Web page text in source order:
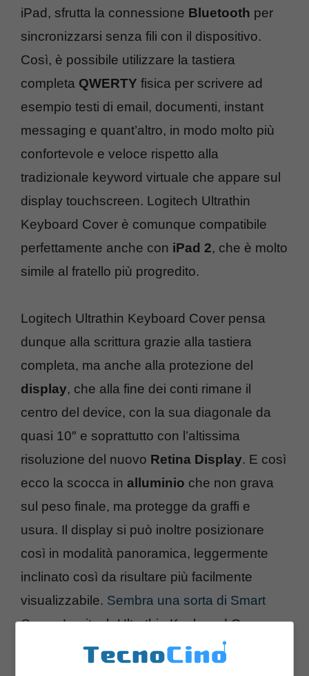
iPad, sfrutta la connessione Bluetooth per
sincronizzarsi senza fili con il dispositivo.
Così, è possibile utilizzare la tastiera
completa QWERTY fisica per scrivere ad
esempio testi di email, documenti, instant
messaging e quant’altro, in modo molto più
confortevole e veloce rispetto alla
tradizionale keyword virtuale che appare sul
display touchscreen. Logitech Ultrathin
Keyboard Cover è comunque compatibile
perfettamente anche con iPad 2, che è molto
simile al fratello più progredito.
Logitech Ultrathin Keyboard Cover pensa
dunque alla scrittura grazie alla tastiera
completa, ma anche alla protezione del
display, che alla fine dei conti rimane il
centro del device, con la sua diagonale da
quasi 10″ e soprattutto con l’altissima
risoluzione del nuovo Retina Display. E così
ecco la scocca in alluminio che non grava
sul peso finale, ma protegge da graffi e
usura. Il display si può inoltre posizionare
così in modalità panoramica, leggermente
inclinato così da risultare più facilmente
visualizzabile. Sembra una sorta di Smart
Cover, Logitech Ultrathin Keyboard Cover,
tanto è sottile.